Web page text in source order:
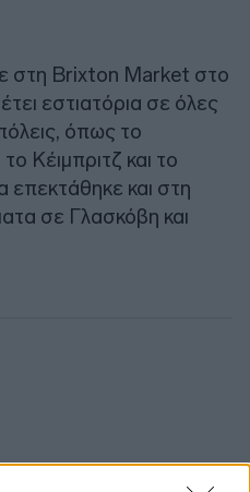
στη Brixton Market στο
εστιατόρια σε όλες
όπως το
Κέιμπριτζ και το
και στη
σε Γλασκόβη και